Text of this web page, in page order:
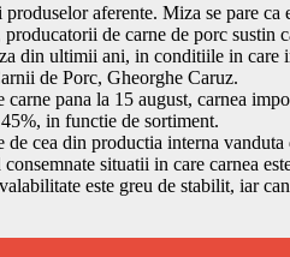
aferente. Miza se pare ca
de carne de porc sustin
din ultimii ani, in conditiile in
de Porc, Gheorghe Caruz.
pana la 15 august, carnea
in functie de sortiment.
cea din productia interna
situatii in care carnea
este greu de stabilit, iar